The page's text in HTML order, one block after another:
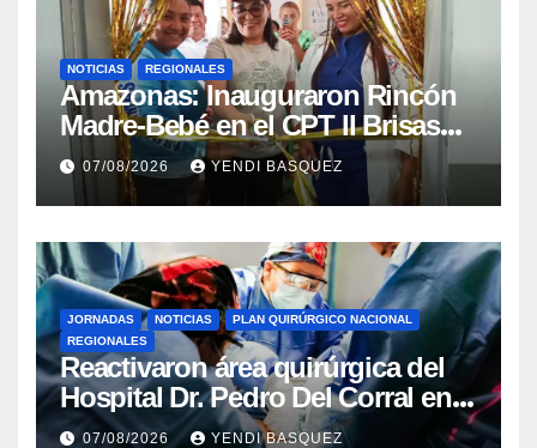
NOTICIAS REGIONALES
​Amazonas: Inauguraron Rincón
Madre-Bebé en el CPT II Brisas
del Aeropuerto ​Inauguraron
Rincón
07/08/2026 YENDI BASQUEZ
JORNADAS NOTICIAS
PLAN QUIRÚRGICO NACIONAL
REGIONALES
Reactivaron área quirúrgica del
Hospital Dr. Pedro Del Corral en
Guárico
07/08/2026 YENDI BASQUEZ